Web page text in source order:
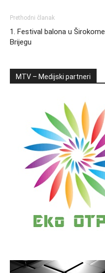
Prethodni članak
1. Festival balona u Širokome
Brijegu
MTV – Medijski partneri